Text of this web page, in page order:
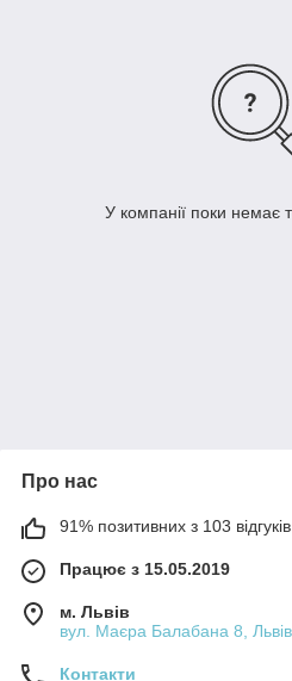
У компанії поки немає
Про нас
91% позитивних з 103 відгуків
Працює з 15.05.2019
м. Львів
вул. Маєра Балабана 8,
Контакти